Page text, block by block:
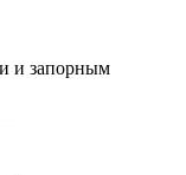
и запорным